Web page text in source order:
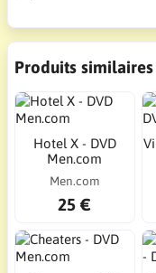
Produits similaires
Hotel X - DVD
Men.com
Men.com
25 €